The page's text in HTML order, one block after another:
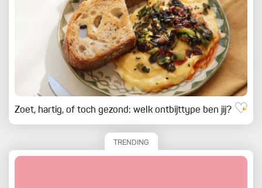
Zoet, hartig, of toch gezond: welk ontbijttype ben jij?
TRENDING